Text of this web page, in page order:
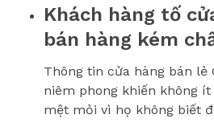
Khách hàng tố
bán hàng kém
Thông tin cửa hàng bán lẻ
niêm phong khiến không
mệt mỏi vì họ không biết